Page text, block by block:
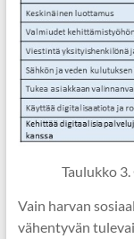
Taulukko
Vain harvan
vähentyvän